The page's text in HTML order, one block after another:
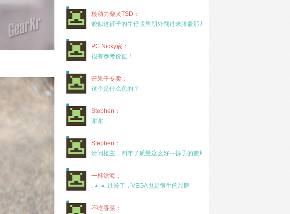
核动力柴犬TSD：
貌似这裤子的牛仔版里朝外翻过来膝盖那儿有放护膝的
PC Nicky宸：
很有参考价值！
芒果干专卖：
这个是什么色的？
Stephen：
谢谢
Stephen：
请问楼主，四年了质量这么好～裤子的使用率高吗？
一杯滄海：
｡◕‿◕｡过誉了，VEGA也是很牛的品牌
不吃香菜：